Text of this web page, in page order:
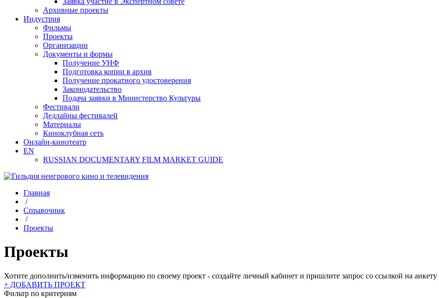
Архивные проекты
Индустрия
Фильмы
Проекты
Организации
Документы и формы
Получение УНФ
Подготовка копии в архив
Получение прокатного удостоверения
Законодательство
Подача заявки в Министерство Культуры
Фестивали
Дедлайны фестивалей
Материалы
Киноклубная сеть
Онлайн-кинотеатр
EN
RUSSIAN DOCUMENTARY FILM MARKET GUIDE
Главная
/
Справочник
/
Проекты
Проекты
Хотите дополнить/изменить информацию по своему проект - создайте личный кабинет и пришлите запрос cо ссылкой на
+ ДОБАВИТЬ ПРОЕКТ
Фильтр по критериям